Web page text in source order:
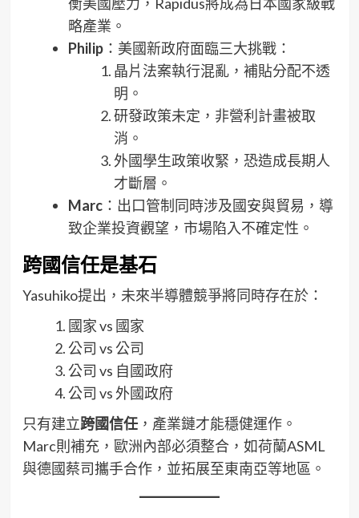
略產業。
Philip：美國新政府面臨三大挑戰：
晶片法案執行混亂，補貼分配不透
明。
研發政策未定，非營利計畫被取
消。
外國學生政策收緊，恐造成長期人
才斷層。
Marc：出口管制同時涉及國安與貿易，導
致企業投資觀望，市場陷入不確定性。
跨國信任是基石
Yasuhiko提出，未來半導體競爭將同時存在於：
國家 vs 國家
公司 vs 公司
公司 vs 自國政府
公司 vs 外國政府
只有建立跨國信任，產業鏈才能穩健運作。
Marc則補充，歐洲內部必須整合，如荷蘭ASML
與德國蔡司攜手合作，並拓展至東南亞等地區。